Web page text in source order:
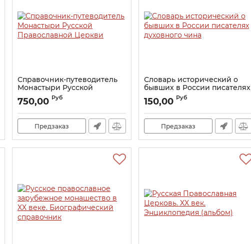
Справочник-путеводитель
Монастыри Русской
Православной Церкви
Артикул: 14027
750,00 Руб
Предзаказ
Словарь исторический о
бывших в России писателях
духовного чина
Артикул: 12268
150,00 Руб
Предзаказ